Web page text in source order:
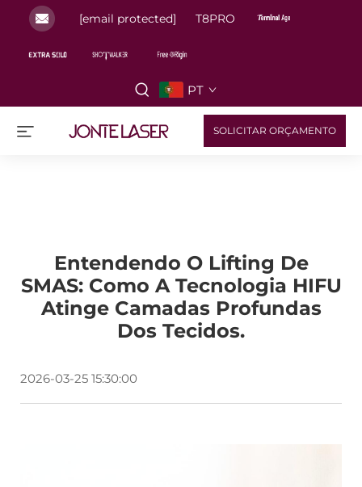
[email protected] T8PRO
PT
SOLICITAR ORÇAMENTO
Entendendo O Lifting De
SMAS: Como A Tecnologia HIFU
Atinge Camadas Profundas
Dos Tecidos.
2026-03-25 15:30:00